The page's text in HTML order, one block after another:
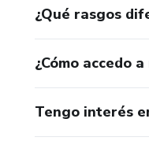
¿Qué rasgos
¿Cómo accedo
Tengo interés